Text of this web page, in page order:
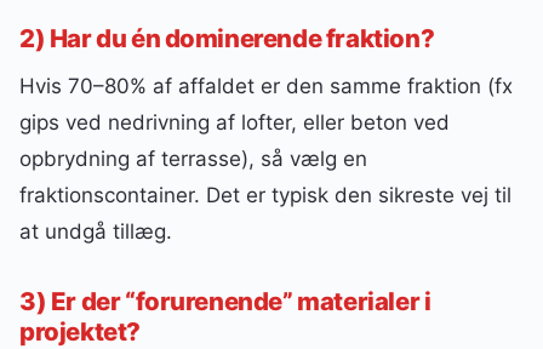
2) Har du én dominerende fraktion?
Hvis 70–80% af affaldet er den samme fraktion (fx
gips ved nedrivning af lofter, eller beton ved
opbrydning af terrasse), så vælg en
fraktionscontainer. Det er typisk den sikreste vej til
at undgå tillæg.
3) Er der “forurenende” materialer i
projektet?